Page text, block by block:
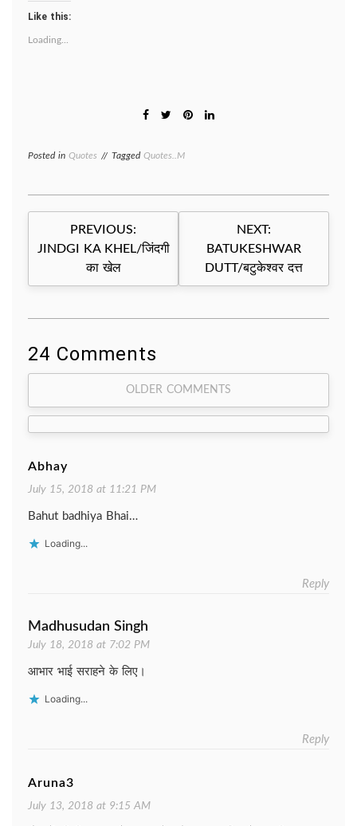
Like this:
Loading...
Posted in Quotes Tagged Quotes..M
Post
navigation
PREVIOUS:
JINDGI KA KHEL/जिंदगी
का खेल
NEXT:
BATUKESHWAR
DUTT/बटुकेश्वर दत्त
24 Comments
Comment
navigation
OLDER COMMENTS
Abhay
July 15, 2018 at 11:21 PM
Bahut badhiya Bhai…
Loading...
Reply
Madhusudan Singh
July 18, 2018 at 7:02 PM
आभार भाई सराहने के लिए।
Loading...
Reply
Aruna3
July 13, 2018 at 9:15 AM